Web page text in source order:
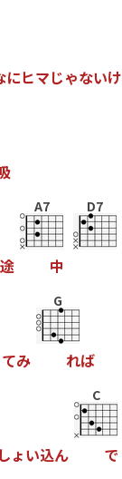
にヒマじゃないけ
途
A7
中
D7
てみ
G
れば
ょい込ん
C
で